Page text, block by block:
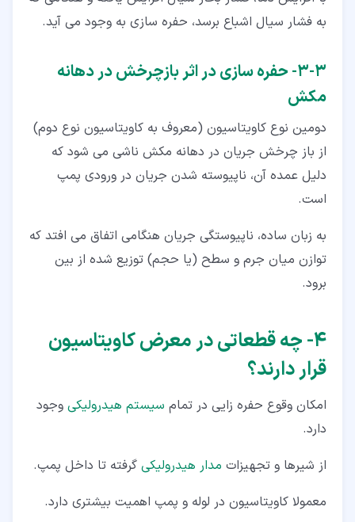
به فشار سیال اشباع برسد، حفره سازی به وجود می آید.
۳‏-‏۳‏- حفره سازی در اثر بازچرخش در دهانه
مکش
دومین نوع کاویتاسیون (معروف به کاویتاسیون نوع دوم)
از باز چرخش جریان در دهانه مکش ناشی می شود که
دلیل عمده آن، ناپیوسته شدن جریان در ورودی پمپ
است.
به زبان ساده، ناپیوستگی جریان هنگامی اتفاق می افتد که
توازن میان جرم و سطح (یا حجم) توزیع شده از بین
برود.
۴‏- چه قطعاتی در معرض کاویتاسیون
قرار دارند؟
امکان وقوع حفره زایی در تمام سیستم هیدرولیکی وجود
دارد.
از شیرها و تجهیزات مدار هیدرولیکی گرفته تا داخل پمپ.
معمولا کاویتاسیون در لوله و پمپ اهمیت بیشتری دارد.